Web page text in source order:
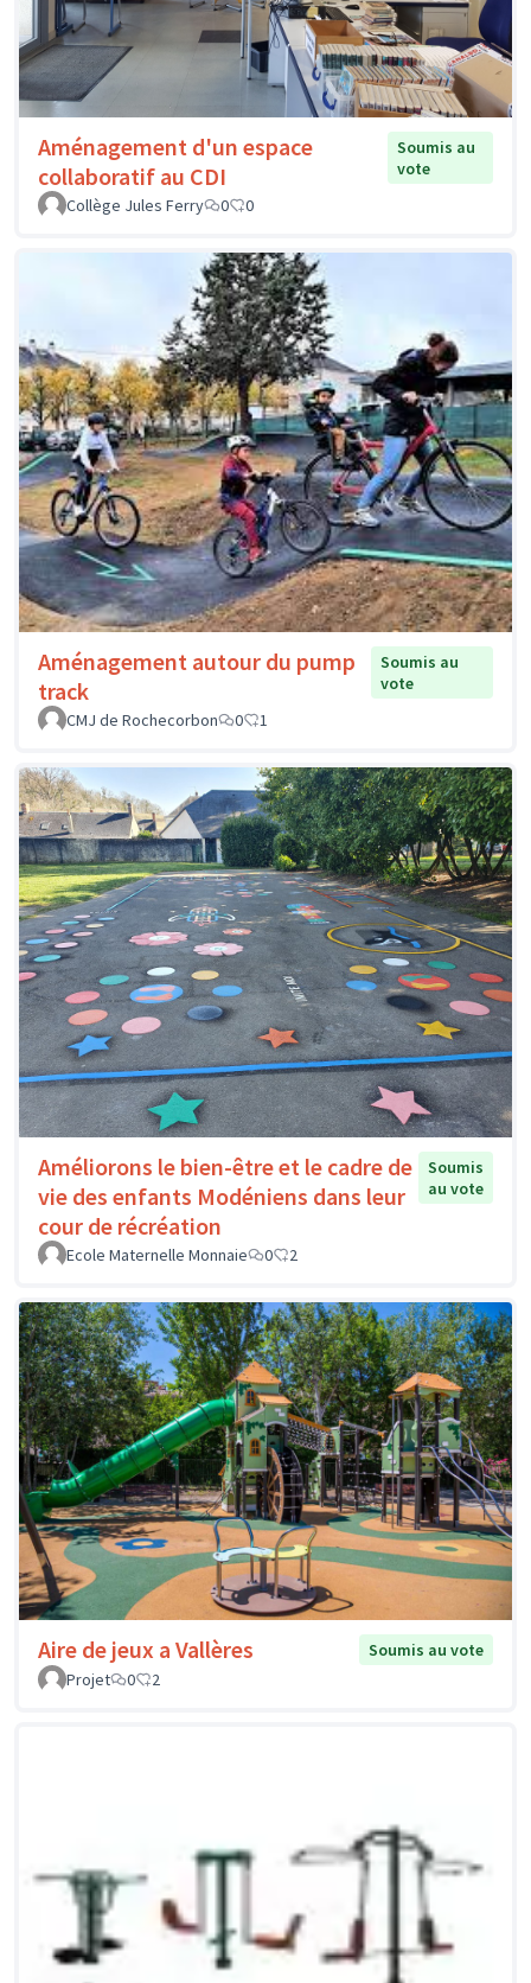
Aménagement d'un espace
collaboratif au CDI
Soumis au
vote
Collège Jules Ferry
0 0
Aménagement autour du pump
track
Soumis au
vote
CMJ de Rochecorbon
0 1
Améliorons le bien-être et le cadre de
vie des enfants Modéniens dans leur
cour de récréation
Soumis
au vote
Ecole Maternelle Monnaie 0 2
Aire de jeux a Vallères
Soumis au vote
Projet
0 2